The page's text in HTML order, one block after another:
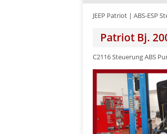
JEEP Patriot | ABS-ESP
Patriot Bj.
C2116 Steuerung ABS